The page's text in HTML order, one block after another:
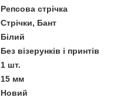
Репсова стрічка
Стрічки, Бант
Білий
Без візерунків і принтів
1 шт.
15 мм
Новий